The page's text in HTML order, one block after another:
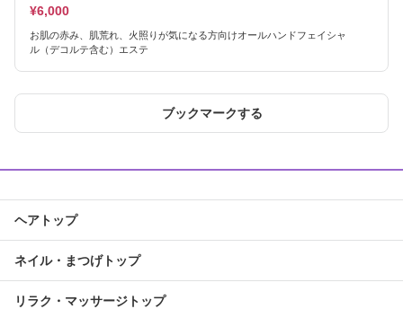
¥6,000
お肌の赤み、肌荒れ、火照りが気になる方向けオールハンドフェイシャ
ル（デコルテ含む）エステ
ブックマークする
ヘアトップ
ネイル・まつげトップ
リラク・マッサージトップ